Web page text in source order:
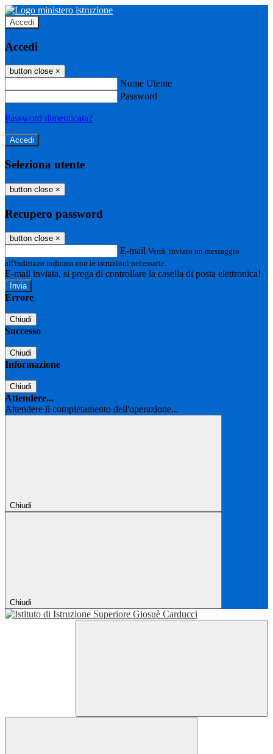
Accedi
Accedi
button close ×
Nome Utente
Password
Password dimenticata?
Seleziona utente
button close ×
Recupero password
button close ×
E-mail Verrà inviato un messaggio
all'indirizzo indicato con le istruzioni necessarie.
E-mail inviata, si prega di controllare la casella di posta elettronica!
Errore
Chiudi
Successo
Chiudi
Informazione
Chiudi
Attendere...
Attendere il completamento dell'operazione...
Chiudi
Chiudi